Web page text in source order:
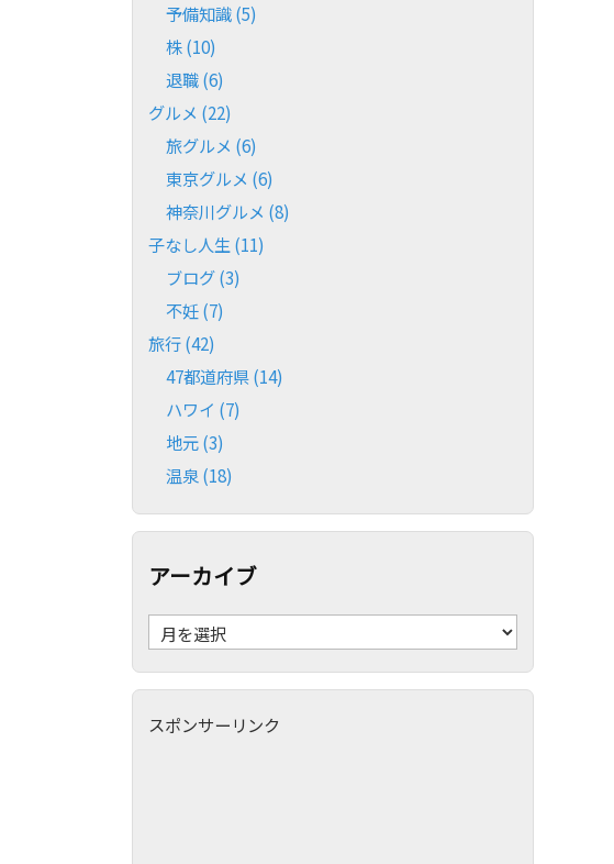
予備知識(5)
株(10)
退職(6)
グルメ (22)
旅グルメ (6)
東京グルメ (6)
神奈川グルメ (8)
子なし人生 (11)
ブログ(3)
不妊(7)
旅行(42)
47都道府県(14)
ハワイ (7)
地元(3)
温泉 (18)
アーカイブ
ア
ー
カ
ブ
スポンサーリンク